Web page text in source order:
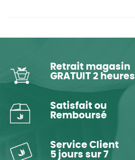
Retrait magasin
GRATUIT 2 heures
Satisfait ou
Remboursé
Service Client
5 jours sur 7